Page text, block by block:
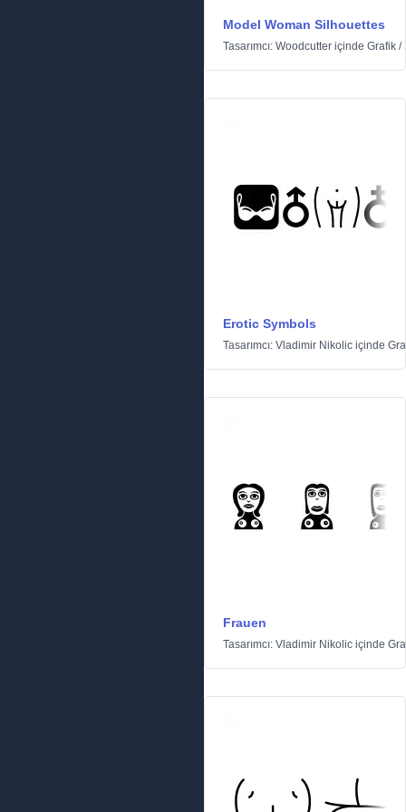
Model Woman Silhouettes
Tasarımcı: Woodcutter içinde Grafik /
Erotic Symbols
Tasarımcı: Vladimir Nikolic içinde
Frauen
Tasarımcı: Vladimir Nikolic içinde